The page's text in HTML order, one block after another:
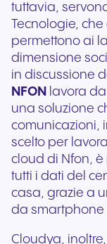
tuttavia,
Tecnologie,
permettono ai
dimensione
in discussione
NFON lavora
una soluzione
comunicazioni,
scelto per
cloud di Nfon,
tutti i dati del
casa, grazie a
da smartphone
Cloudya,